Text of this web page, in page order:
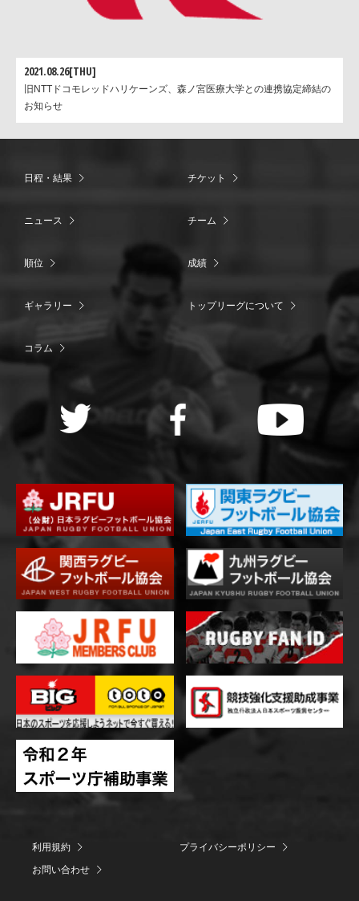
2021.08.26[THU]
旧NTTドコモレッドハリケーンズ、森ノ宮医療大学との連携協定締結の
お知らせ
日程・結果 チケット
ニュース チーム
順位 成績
ギャラリー トップリーグについて
コラム
利用規約
プライバシーポリシー
お問い合わせ